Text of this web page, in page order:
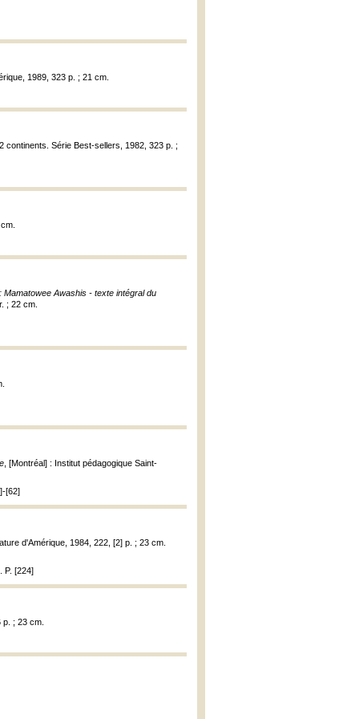
1989, 323 p. ; 21 cm.
continents. Série Best-sellers, 1982, 323 p. ;
Mamatowee Awashis - texte intégral du
; 22 cm.
, [Montréal] : Institut pédagogique Saint-
[62]
d'Amérique, 1984, 222, [2] p. ; 23 cm.
P. [224]
; 23 cm.